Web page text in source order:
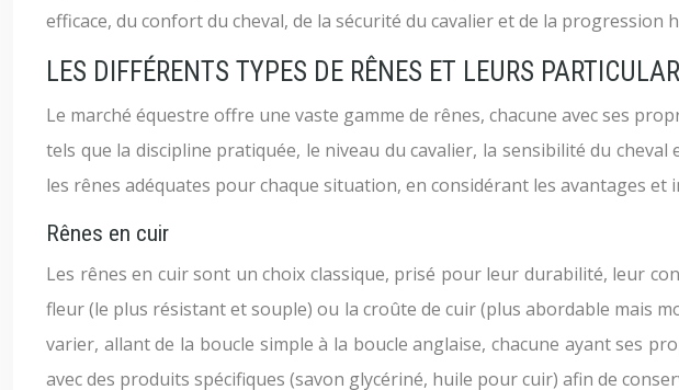
efficace, du confort du cheval, de la sécurité du cavalier et de la progression
LES DIFFÉRENTS TYPES DE RÊNES ET LEURS
Le marché équestre offre une vaste gamme de rênes, chacune avec ses
tels que la discipline pratiquée, le niveau du cavalier, la sensibilité du
les rênes adéquates pour chaque situation, en considérant les avantages et
Rênes en cuir
Les rênes en cuir sont un choix classique, prisé pour leur durabilité, leur
fleur (le plus résistant et souple) ou la croûte de cuir (plus abordable mais
varier, allant de la boucle simple à la boucle anglaise, chacune ayant ses
avec des produits spécifiques (savon glycériné, huile pour cuir) afin de